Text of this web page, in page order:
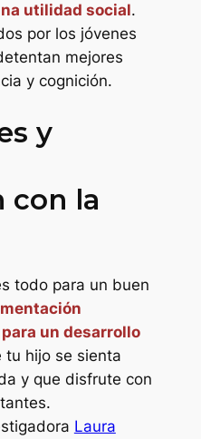
utilidad social.
por los jóvenes
mejores
y cognición.
y
con la
todo para un buen
un desarrollo
tu hijo se sienta
y que disfrute con
Laura